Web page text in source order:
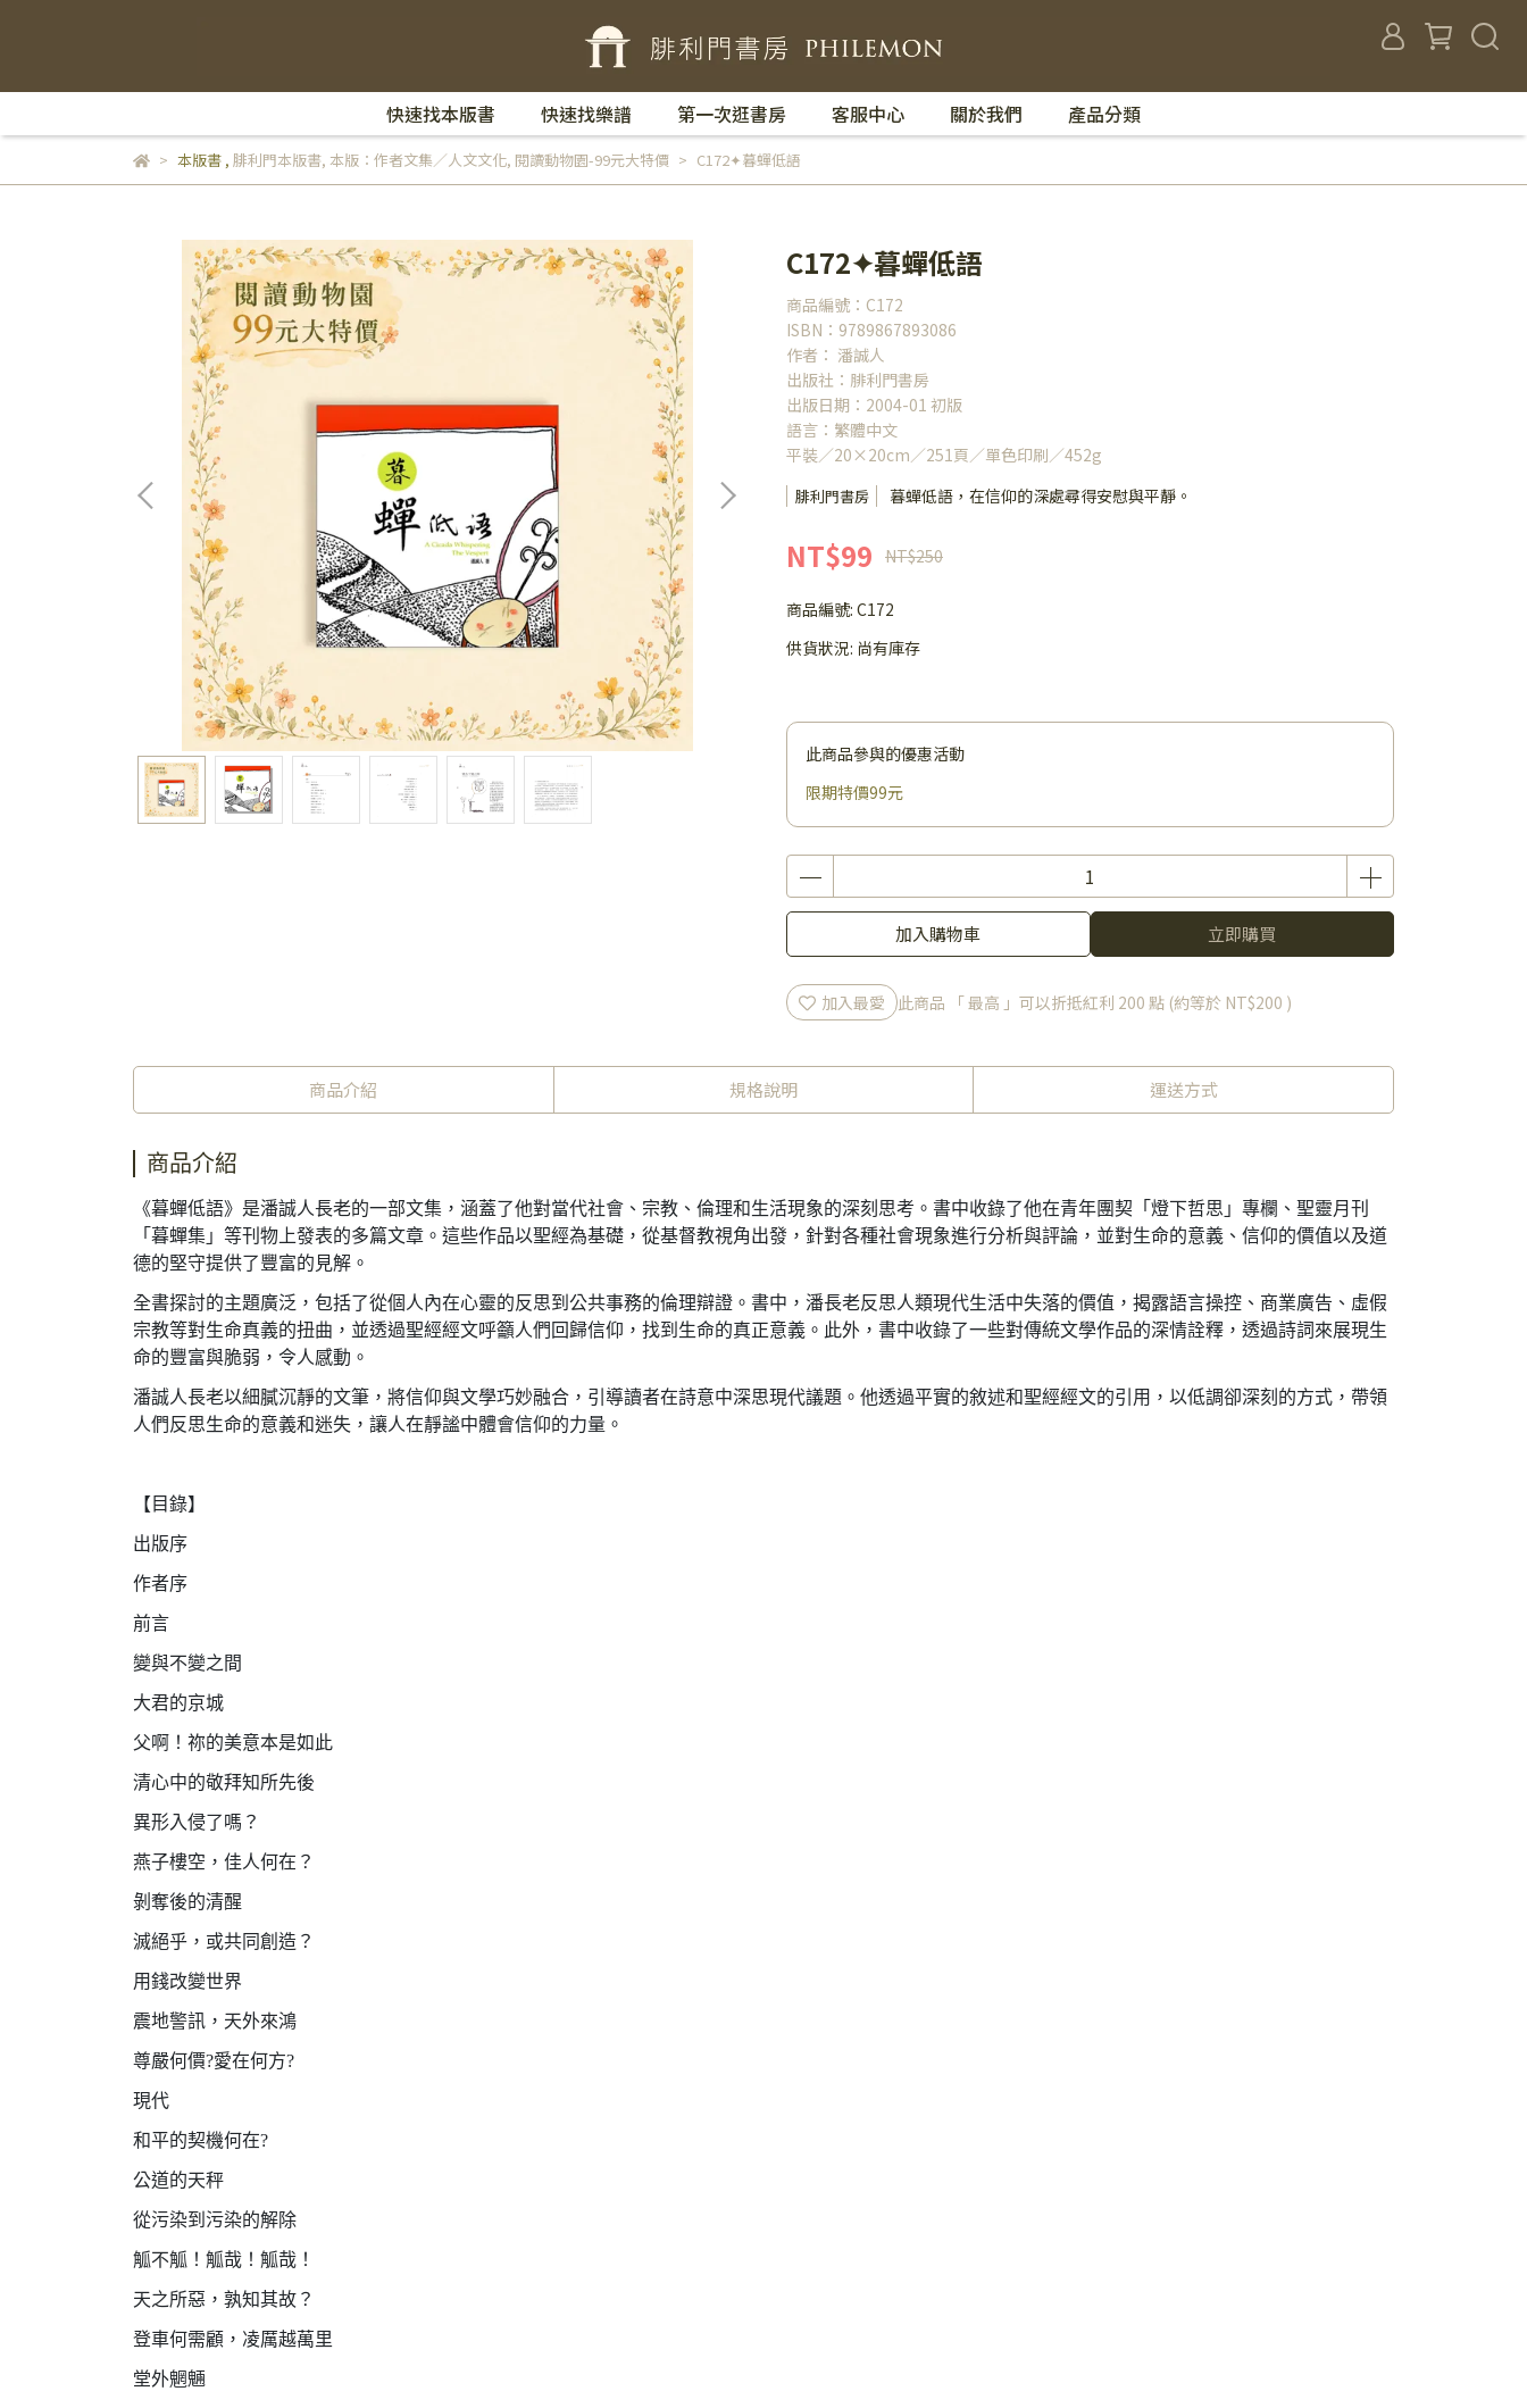
快速找本版書 快速找樂譜 第一次逛書房 客服中心 關於我們 產品分類
本版書, 腓利門本版書, 本版：作者文集／人文文化, 閱讀動物園-99元大特價 C172✦暮蟬低語
C172✦暮蟬低語
商品編號：C172
ISBN：9789867893086
作者： 潘誠人
出版社：腓利門書房
出版日期：2004-01 初版
語言：繁體中文
平裝／20×20cm／251頁／單色印刷／452g
腓利門書房 暮蟬低語，在信仰的深處尋得安慰與平靜。
NT$99 NT$250
商品編號: C172
供貨狀況: 尚有庫存
此商品參與的優惠活動
限期特價99元
加入購物車 立即購買
加入最愛 此商品 「 最高 」可以折抵紅利 200 點 (約等於 NT$200 )
商品介紹 規格說明 運送方式
商品介紹
《暮蟬低語》是潘誠人長老的一部文集，涵蓋了他對當代社會、宗教、倫理和生活現象的深刻思考。書中收錄了他在青年團契「燈下哲思」專欄、聖靈月刊
「暮蟬集」等刊物上發表的多篇文章。這些作品以聖經為基礎，從基督教視角出發，針對各種社會現象進行分析與評論，並對生命的意義、信仰的價值以及道
德的堅守提供了豐富的見解。
全書探討的主題廣泛，包括了從個人內在心靈的反思到公共事務的倫理辯證。書中，潘長老反思人類現代生活中失落的價值，揭露語言操控、商業廣告、虛假
宗教等對生命真義的扭曲，並透過聖經經文呼籲人們回歸信仰，找到生命的真正意義。此外，書中收錄了一些對傳統文學作品的深情詮釋，透過詩詞來展現生
命的豐富與脆弱，令人感動。
潘誠人長老以細膩沉靜的文筆，將信仰與文學巧妙融合，引導讀者在詩意中深思現代議題。他透過平實的敘述和聖經經文的引用，以低調卻深刻的方式，帶領
人們反思生命的意義和迷失，讓人在靜謐中體會信仰的力量。
【目錄】
出版序
作者序
前言
變與不變之間
大君的京城
父啊！祢的美意本是如此
清心中的敬拜知所先後
異形入侵了嗎？
燕子樓空，佳人何在？
剝奪後的清醒
滅絕乎，或共同創造？
用錢改變世界
震地警訊，天外來鴻
尊嚴何價?愛在何方?
現代
和平的契機何在?
公道的天秤
從污染到污染的解除
觚不觚！觚哉！觚哉！
天之所惡，孰知其故？
登車何需顧，凌厲越萬里
堂外魍魎